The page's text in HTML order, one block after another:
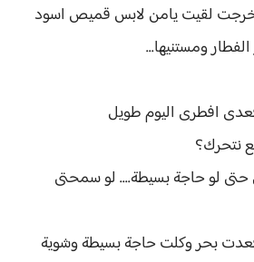
لقيت يامن لابس قميص اسود
ومستنيها...
افطرى اليوم طويل
نتحرك؟
حتى لو حاجة بسيطة.... لو سمحتى
بحر وكلت حاجة بسيطة وشوية